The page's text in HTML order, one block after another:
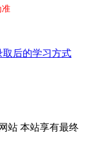
准
后的学习方式
站 本站享有最终